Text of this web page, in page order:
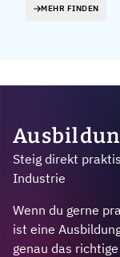
MEHR FINDEN
Steig direkt
Industrie
Wenn du gerne
ist eine
genau das